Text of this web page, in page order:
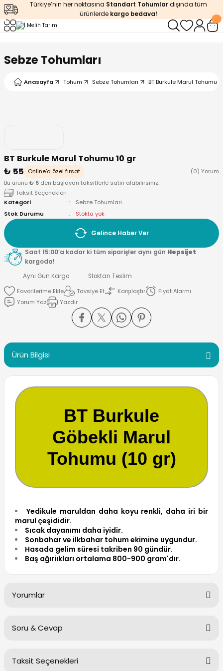
Türkiye’nin her noktasına Standart Tohumlardışında tüm
ürünlerde kargo bedava!
Sebze Tohumları
Anasayfa Tohum Sebze Tohumları BT Burkule Marul Tohumu
BT Burkule Marul Tohumu 10 gr
₺ 55
Online'a özel fırsat
(0) Yorum
Bu ürünü ₺ 6 den başlayan taksitlerle satın alabilirsiniz.
Taksit Seçenekleri
Kategori
Sebze Tohumları
Stok Durumu
Stokta yok
Gelince Haber Ver
Saat 15:00’a kadar ki tüm siparişler aynı gün Hepsijet
kargoda!
Aynı Gün Kargo
Stoktan Teslim
Tavsiye Et
Karşılaştır
Fiyat Alarmı
Yorum Yaz
Yazdır
Ürün Bilgisi
BT Burkule
Göbekli Marul
Tohumu (10 gr)
Yedikule maruldan daha koyu renkli, daha iri bir
marul çeşididir.
Sıcak dayanımı daha iyidir.
Sonbahar ve ilkbahar tohum ekimine uygundur.
Hasada gelim süresi takriben 90 gündür.
Baş ağıriıkları ortalama 800-900 gram'dır.
Yorumlar
Soru & Cevap
Taksit Seçenekleri
Geri Dön
Geri Dön
Geri Dön
Geri Dön
Ürünleri
Geri Dön